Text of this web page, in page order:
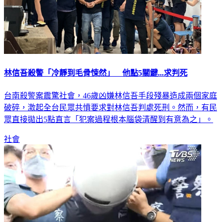
林信吾殺警「冷靜到毛骨悚然」 他點5關鍵...求判死
台南殺警案震驚社會，46歲凶嫌林信吾手段殘暴造成兩個家庭
破碎，激起全台民眾共憤要求對林信吾判處死刑。然而，有民
眾直接拋出5點直言「犯案過程根本腦袋清醒到有意為之」。
社會